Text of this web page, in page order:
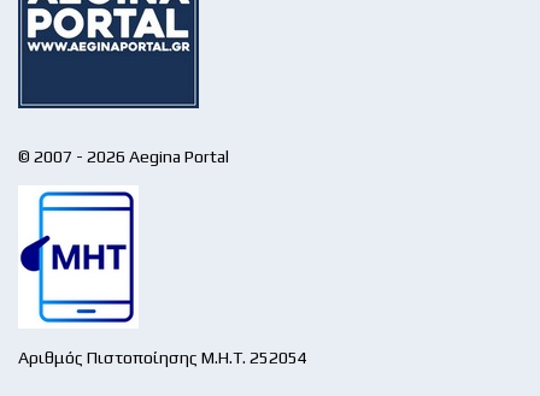
© 2007 - 2026 Aegina Portal
Αριθμός Πιστοποίησης Μ.Η.Τ. 252054